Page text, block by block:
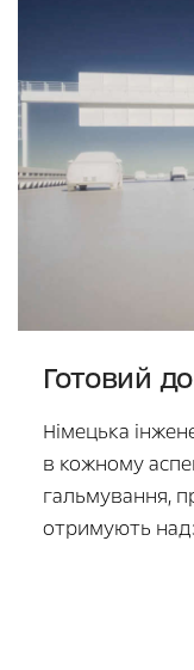
Готовий
Німецька
в кожному
гальмування,
отримують